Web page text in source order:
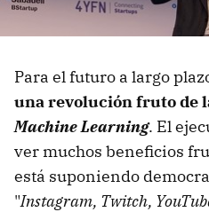
Para el futuro a largo
una revolución fruto de
Machine Learning. El
ver muchos beneficios
está suponiendo
"Instagram, Twitch,